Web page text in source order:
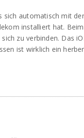
sich automatisch mit
installiert hat.
zu verbinden. Das
ist wirklich ein